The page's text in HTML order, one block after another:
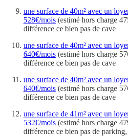
une surface de 40m² avec un
528€/mois (estimé hors charge
différence ce bien pas de cave
une surface de 40m² avec un
640€/mois (estimé hors charge
différence ce bien pas de cave
une surface de 40m² avec un
640€/mois (estimé hors charge
différence ce bien pas de cave
une surface de 41m² avec un
532€/mois (estimé hors charge
différence ce bien pas de